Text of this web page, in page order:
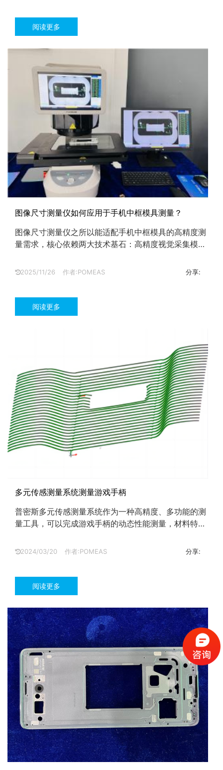
阅读更多
图像尺寸测量仪如何应用于手机中框模具测量？
图像尺寸测量仪之所以能适配手机中框模具的高精度测
量需求，核心依赖两大技术基石：高精度视觉采集模块
2025/11/26 作者:POMEAS 分享:
阅读更多
多元传感测量系统测量游戏手柄
普密斯多元传感测量系统作为一种高精度、多功能的测
量工具，可以完成游戏手柄的动态性能测量，材料特性
2024/03/20 作者:POMEAS 分享:
阅读更多